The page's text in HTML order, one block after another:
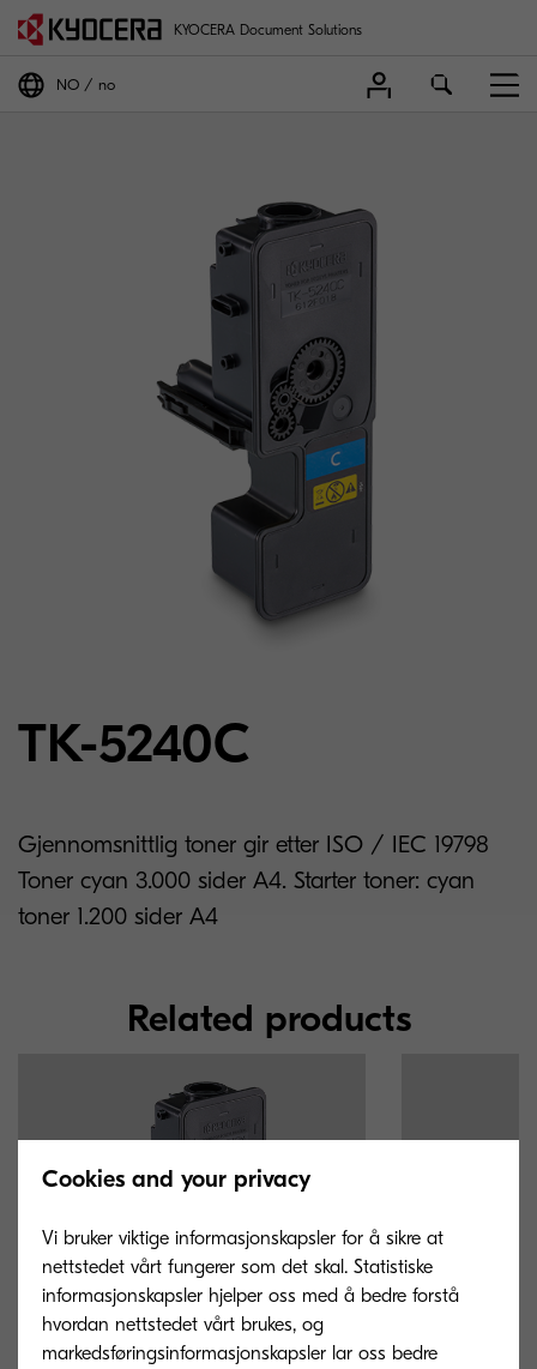
KYOCERA Document Solutions
NO no
TK-5240C
Gjennomsnittlig toner gir etter ISO / IEC 19798
Toner cyan 3.000 sider A4. Starter toner: cyan
toner 1.200 sider A4
Related products
Cookies and your privacy
Vi bruker viktige informasjonskapsler for å sikre at
nettstedet vårt fungerer som det skal. Statistiske
informasjonskapsler hjelper oss med å bedre forstå
hvordan nettstedet vårt brukes, og
markedsføringsinformasjonskapsler lar oss bedre